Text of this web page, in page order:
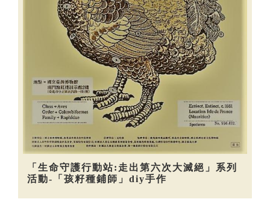
「生命守護行動站:走出第六次大滅絕」系列
活動-「孩籽種鋪師」diy手作